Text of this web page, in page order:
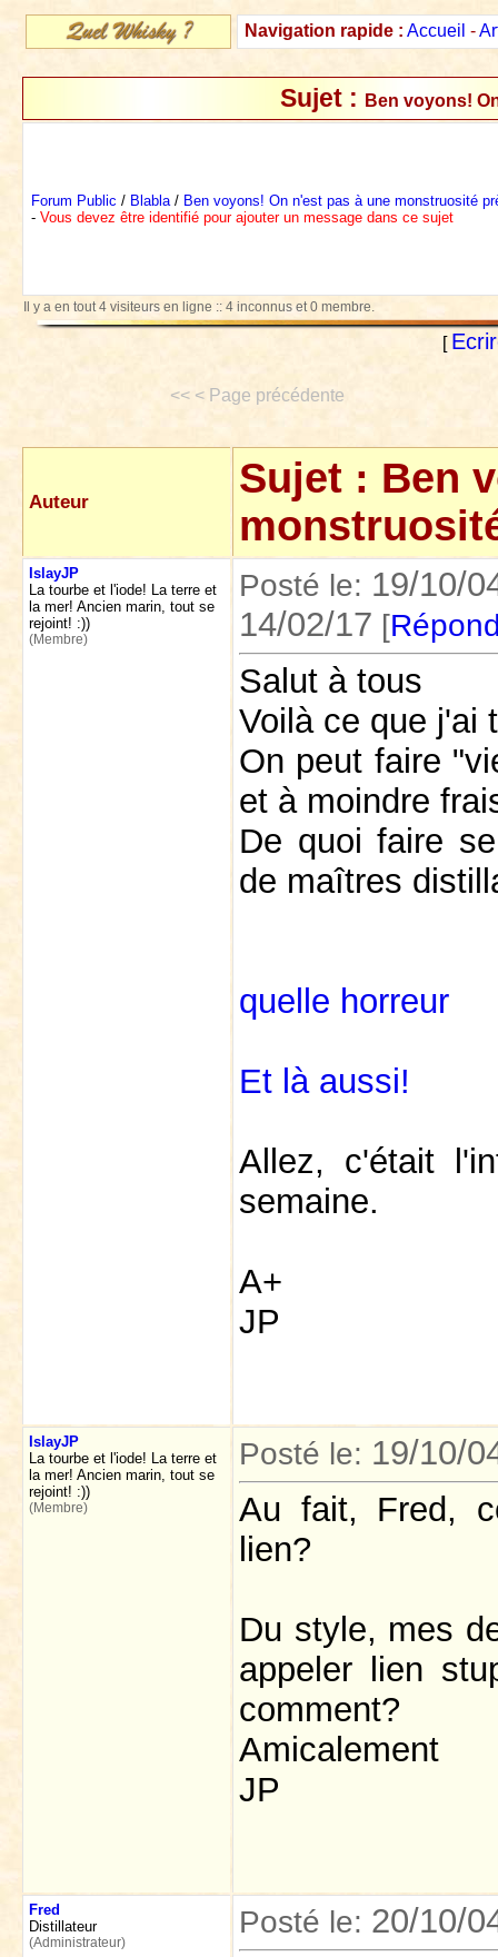
Navigation rapide : Accueil -
Sujet : Ben voyons!
Forum Public / Blabla/ Ben voyons! On n'est pas à une monstruosité
- Vous devez être identifié pour ajouter un message dans ce sujet
Il y a en tout 4 visiteurs en ligne :: 4 inconnus et 0 membre.
[
<< < Page précédente
Auteur Sujet : Ben
IslayJP
La tourbe et l'iode! La terre et
la mer! Ancien marin, tout se
rejoint! :))
(Membre)
Posté le: 19/10/
14/02/17 [
Salut à tous
Voilà ce que j'ai
On peut faire
et à moindre
De quoi faire
de maîtres
quelle horreur
Et là aussi!
Allez, c'était
semaine.
A+
JP
IslayJP
La tourbe et l'iode! La terre et
la mer! Ancien marin, tout se
rejoint! :))
(Membre)
Posté le: 19/10/
Au fait, Fred,
lien?
Du style, mes
appeler lien
comment?
Amicalement
JP
Fred
Distillateur
(Administrateur)
Posté le: 20/10/